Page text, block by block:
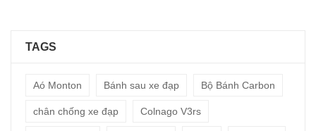
TAGS
Aó Monton Bánh sau xe đạp Bộ Bánh Carbon
chân chống xe đạp Colnago V3rs